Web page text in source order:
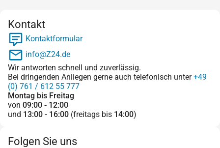
Kontakt
Kontaktformular
info@Z24.de
Wir antworten schnell und zuverlässig.
Bei dringenden Anliegen gerne auch telefonisch unter+49
(0) 761 / 612 55 777
Montag bis Freitag
von 09:00 - 12:00
und 13:00 - 16:00 (freitags bis 14:00)
Folgen Sie uns